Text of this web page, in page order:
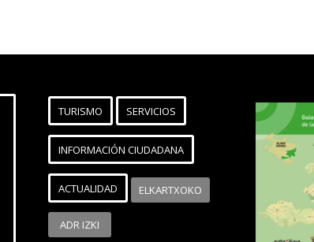
TURISMO SERVICIOS
INFORMACIÓN CIUDADANA
ACTUALIDAD ELKARTXOKO
ADR IZKI